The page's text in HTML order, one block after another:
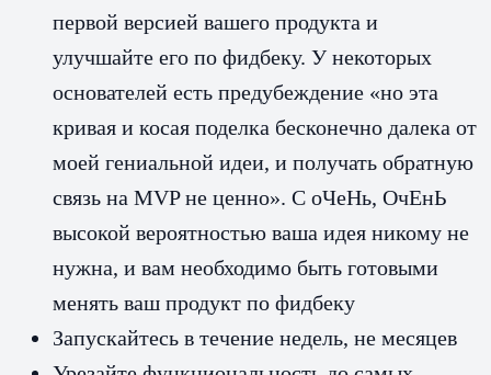
первой версией вашего продукта и
улучшайте его по фидбеку. У некоторых
основателей есть предубеждение «но эта
кривая и косая поделка бесконечно далека от
моей гениальной идеи, и получать обратную
связь на MVP не ценно». С оЧеНь, ОчЕнЬ
высокой вероятностью ваша идея никому не
нужна, и вам необходимо быть готовыми
менять ваш продукт по фидбеку
Запускайтесь в течение недель, не месяцев